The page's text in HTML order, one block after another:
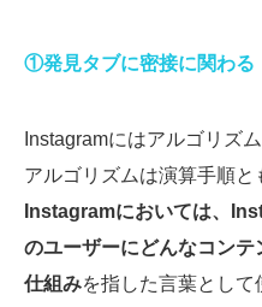
①発見タブに密接に関わる
Instagramにはアルゴリズ
アルゴリズムは演算手順と
Instagramにおいては、
のユーザーにどんなコン
仕組みを指した言葉として